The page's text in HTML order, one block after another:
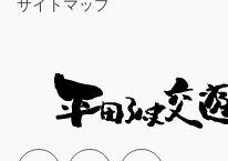
サイトマップ